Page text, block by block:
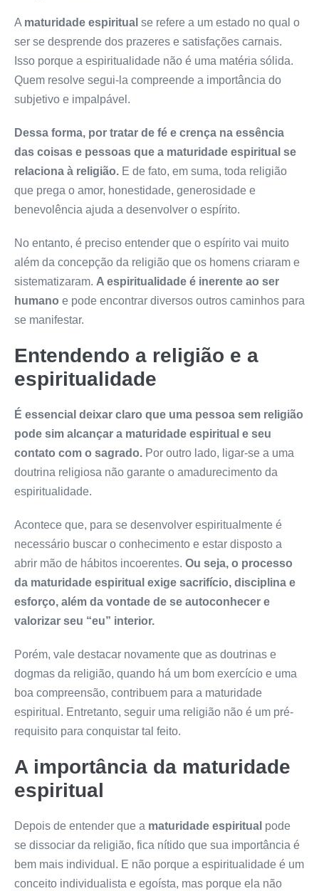
A maturidade espiritual se refere a um estado no qual o
ser se desprende dos prazeres e satisfações carnais.
Isso porque a espiritualidade não é uma matéria sólida.
Quem resolve segui-la compreende a importância do
subjetivo e impalpável.
Dessa forma, por tratar de fé e crença na essência
das coisas e pessoas que a maturidade espiritual se
relaciona à religião. E de fato, em suma, toda religião
que prega o amor, honestidade, generosidade e
benevolência ajuda a desenvolver o espírito.
No entanto, é preciso entender que o espírito vai muito
além da concepção da religião que os homens criaram e
sistematizaram. A espiritualidade é inerente ao ser
humano e pode encontrar diversos outros caminhos para
se manifestar.
Entendendo a religião e a
espiritualidade
É essencial deixar claro que uma pessoa sem religião
pode sim alcançar a maturidade espiritual e seu
contato com o sagrado. Por outro lado, ligar-se a uma
doutrina religiosa não garante o amadurecimento da
espiritualidade.
Acontece que, para se desenvolver espiritualmente é
necessário buscar o conhecimento e estar disposto a
abrir mão de hábitos incoerentes. Ou seja, o processo
da maturidade espiritual exige sacrifício, disciplina e
esforço, além da vontade de se autoconhecer e
valorizar seu “eu” interior.
Porém, vale destacar novamente que as doutrinas e
dogmas da religião, quando há um bom exercício e uma
boa compreensão, contribuem para a maturidade
espiritual. Entretanto, seguir uma religião não é um pré-
requisito para conquistar tal feito.
A importância da maturidade
espiritual
Depois de entender que a maturidade espiritual pode
se dissociar da religião, fica nítido que sua importância é
bem mais individual. E não porque a espiritualidade é um
conceito individualista e egoísta, mas porque ela não